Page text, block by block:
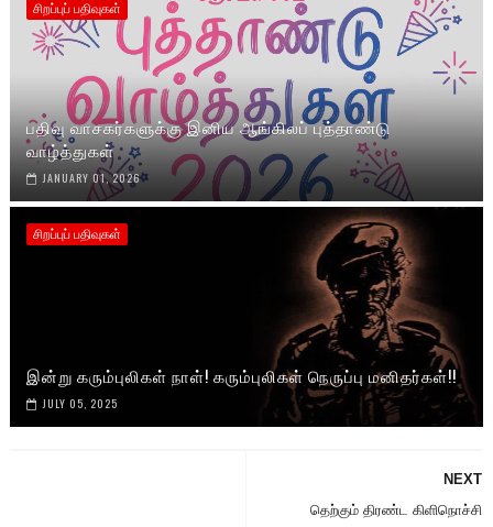
சிறப்புப் பதிவுகள்
பதிவு வாசகர்களுக்கு இனிய ஆங்கிலப் புத்தாண்டு
வாழ்த்துகள்
JANUARY 01, 2026
சிறப்புப் பதிவுகள்
இன்று கரும்புலிகள் நாள்! கரும்புலிகள் நெருப்பு மனிதர்கள்!!
JULY 05, 2025
NEXT
தெற்கும் திரண்ட கிளிநொச்சி